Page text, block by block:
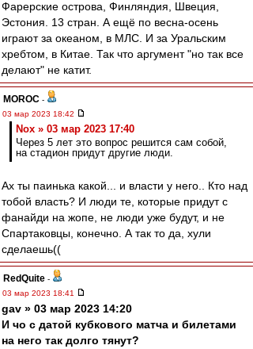
Фарерские острова, Финляндия, Швеция,
Эстония. 13 стран. А ещё по весна-осень
играют за океаном, в МЛС. И за Уральским
хребтом, в Китае. Так что аргумент "но так все
делают" не катит.
MOROC -
03 мар 2023 18:42
Nox » 03 мар 2023 17:40
Через 5 лет это вопрос решится сам собой,
на стадион придут другие люди.
Ах ты паинька какой... и власти у него.. Кто над
тобой власть? И люди те, которые придут с
фанайди на жопе, не люди уже будут, и не
Спартаковцы, конечно. А так то да, хули
сделаешь((
RedQuite -
03 мар 2023 18:41
gav » 03 мар 2023 14:20
И чо с датой кубкового матча и билетами
на него так долго тянут?